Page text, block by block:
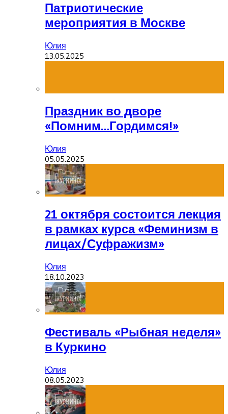
Патриотические
мероприятия в Москве
Юлия
13.05.2025
Праздник во дворе
«Помним…Гордимся!»
Юлия
05.05.2025
21 октября состоится лекция
в рамках курса «Феминизм в
лицах/Суфражизм»
Юлия
18.10.2023
Фестиваль «Рыбная неделя»
в Куркино
Юлия
08.05.2023